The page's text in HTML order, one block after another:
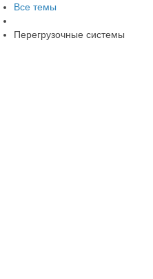
Все темы
Перегрузочные системы